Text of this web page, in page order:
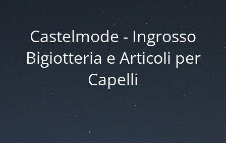
Castelmode - Ingrosso
Bigiotteria e Articoli per
Capelli